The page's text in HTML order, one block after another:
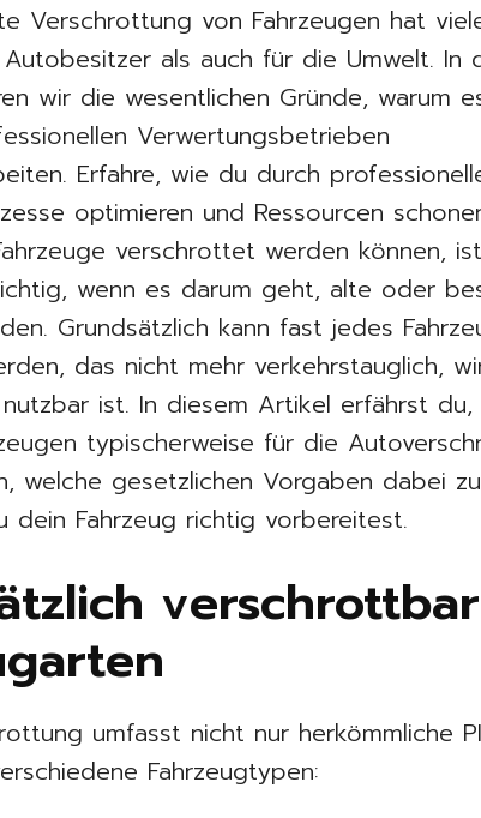
Verschrottung von Fahrzeugen hat
als auch für die Umwelt. In
wir die wesentlichen Gründe, warum
Verwertungsbetrieben
Erfahre, wie du durch
optimieren und Ressourcen
verschrottet werden können,
wenn es darum geht, alte oder
Grundsätzlich kann fast jedes
das nicht mehr verkehrstauglich,
ist. In diesem Artikel erfährst du,
typischerweise für die
welche gesetzlichen Vorgaben dabei
dein Fahrzeug richtig vorbereitest.
umfasst nicht nur herkömmliche
Fahrzeugtypen: